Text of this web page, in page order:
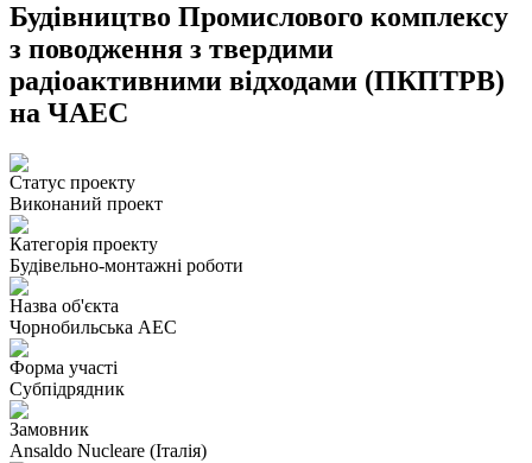
Будівництво Промислового комплексу
з поводження з твердими
радіоактивними відходами (ПКПТРВ)
на ЧАЕС
Статус проекту
Виконаний проект
Категорія проекту
Будівельно-монтажні роботи
Назва об'єкта
Чорнобильська АЕС
Форма участі
Субпідрядник
Замовник
Ansaldo Nucleare (Італія)